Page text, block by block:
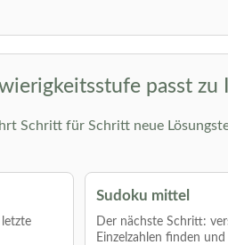
passt zu
Schritt für Schritt neue
Sudoku mittel
Der nächste Schritt:
Einzelzahlen finden